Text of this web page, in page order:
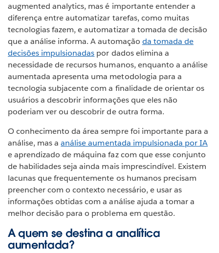
augmented analytics, mas é importante entender a
diferença entre automatizar tarefas, como muitas
tecnologias fazem, e automatizar a tomada de decisão
que a análise informa. A automação da tomada de
decisões impulsionadas por dados elimina a
necessidade de recursos humanos, enquanto a análise
aumentada apresenta uma metodologia para a
tecnologia subjacente com a finalidade de orientar os
usuários a descobrir informações que eles não
poderiam ver ou descobrir de outra forma.
O conhecimento da área sempre foi importante para a
análise, mas aanálise aumentada impulsionada por IA
e aprendizado de máquina faz com que esse conjunto
de habilidades seja ainda mais imprescindível. Existem
lacunas que frequentemente os humanos precisam
preencher com o contexto necessário, e usar as
informações obtidas com a análise ajuda a tomar a
melhor decisão para o problema em questão.
A quem se destina a analítica
aumentada?